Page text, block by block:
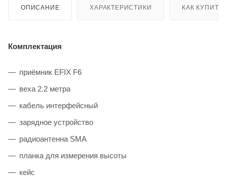
ОПИСАНИЕ ХАРАКТЕРИСТИКИ КАК КУПИТЬ
Комплектация
приёмник EFIX F6
веха 2.2 метра
кабель интерфейсный
зарядное устройство
радиоантенна SMA
планка для измерения высоты
кейс